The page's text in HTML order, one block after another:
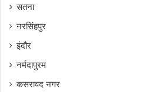
सतना
नरसिंहपुर
इंदौर
नर्मदापुरम
कसरावद नगर